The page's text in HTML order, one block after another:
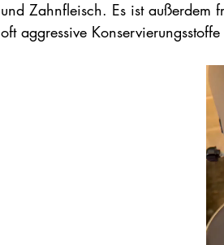
und Zahnfleisch. Es ist außerdem
oft aggressive